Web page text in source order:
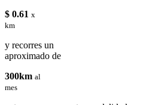
$ 0.61 x
km
y recorres un
aproximado de
300km al
mes